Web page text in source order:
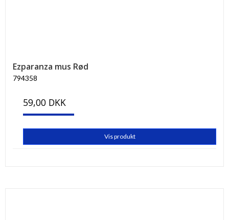
Ezparanza mus Rød
794358
59,00 DKK
Vis produkt